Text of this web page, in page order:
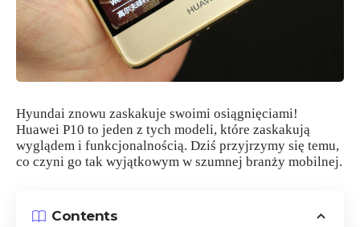
Hyundai znowu zaskakuje swoimi osiągnięciami!
Huawei P10 to jeden z tych modeli, które zaskakują
wyglądem i funkcjonalnością. Dziś przyjrzymy się temu,
co czyni go tak wyjątkowym w szumnej branży mobilnej.
Contents